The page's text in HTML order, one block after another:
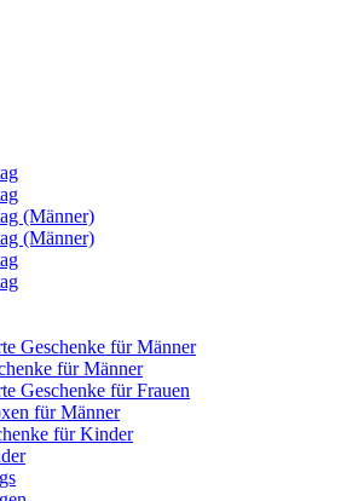
(Männer)
(Männer)
Geschenke für Männer
für Männer
Geschenke für Frauen
für Männer
für Kinder